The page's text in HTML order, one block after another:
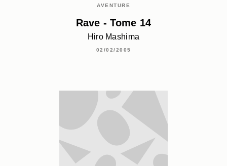
AVENTURE
Rave - Tome 14
Hiro Mashima
02/02/2005